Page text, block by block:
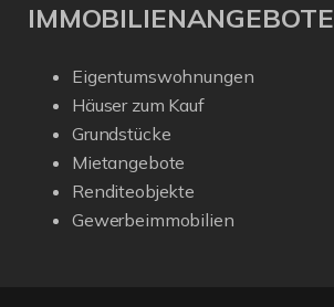
IMMOBILIENANGEBOTE
Eigentumswohnungen
Häuser zum Kauf
Grundstücke
Mietangebote
Renditeobjekte
Gewerbeimmobilien